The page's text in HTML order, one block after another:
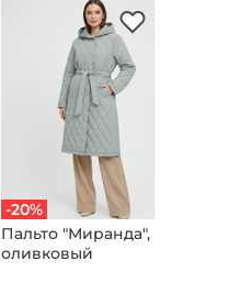
-20%
Пальто "Мирaнда",
оливковый